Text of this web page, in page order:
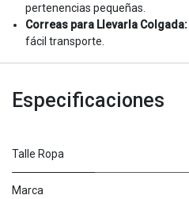
pertenencias pequeñas.
Correas para Llevarla Colgada:
fácil transporte.
Especificaciones
Talle Ropa
Marca